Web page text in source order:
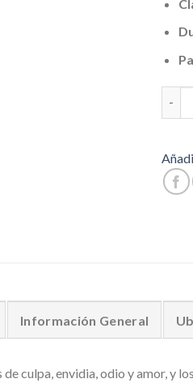
Información General
culpa, envidia, odio y amor, y